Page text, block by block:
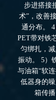
步进搭接
术”，改善
通分布。
PET带对铁
匀绑扎，
振动。 5）
与油箱“软
低器身的
箱传播